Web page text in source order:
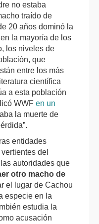
no estaba
traído de
20 años dominó la
la mayoría de los
los niveles de
que
entre los más
científica
a esta población
WWF en un
la muerte de
entidades
del
autoridades que
otro macho de
el lugar de Cachou
especie en la
estudia la
acusación